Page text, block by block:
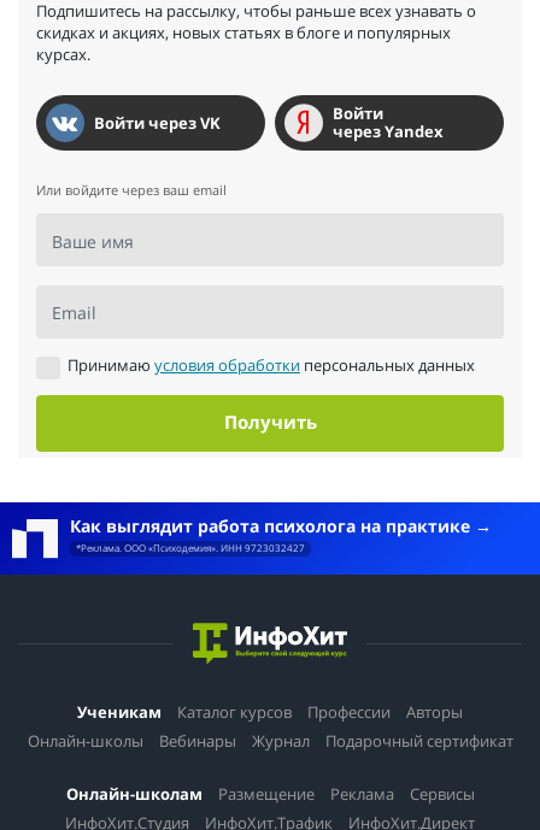
Подпишитесь на рассылку, чтобы раньше всех узнавать о
скидках и акциях, новых статьях в блоге и популярных
курсах.
Войти через VK
Войти
через Yandex
Или войдите через ваш email
Ваше имя
Email
Принимаю условия обработки персональных данных
Получить
Как выглядит работа психолога на практике
*Реклама. ООО «Психодемия». ИНН 9723032427
Ученикам Каталог курсов Профессии
Авторы
Онлайн-школы
Вебинары Журнал Подарочный сертификат
Онлайн-школам Размещение Реклама
Сервисы
ИнфоХит.Студия
ИнфоХит.Трафик ИнфоХит.Директ